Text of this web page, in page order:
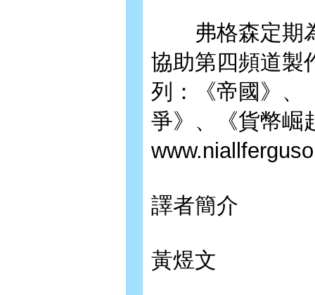
弗格森定期為
協助第四頻道製
列：《帝國》、
爭》、《貨幣崛
譯者簡介
黃煜文